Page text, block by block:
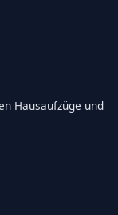
Hausaufzüge und